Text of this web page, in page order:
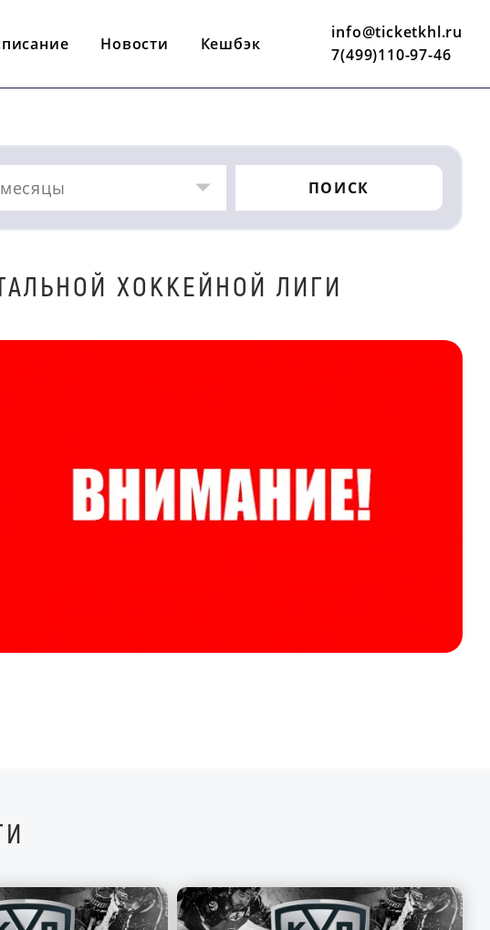
Новости Кешбэк
info@ticketkhl.ru
7(499)110-97-46
ПОИСК
ХОККЕЙНОЙ ЛИГИ